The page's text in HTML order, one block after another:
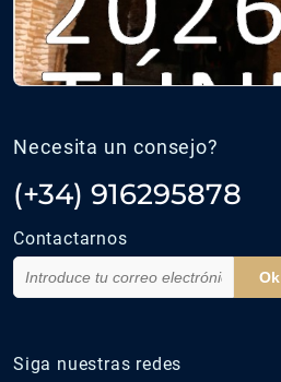
Necesita un consejo?
(+34) 916295878
Contactarnos
Ok
Siga nuestras redes